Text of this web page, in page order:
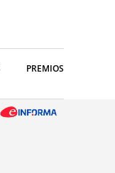
PREMIOS